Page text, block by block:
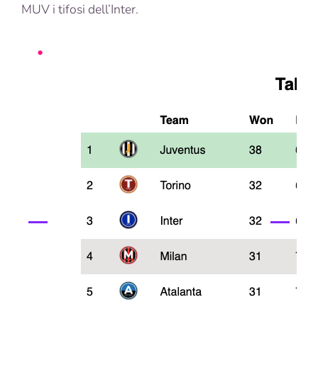
MUV i tifosi dell’Inter.